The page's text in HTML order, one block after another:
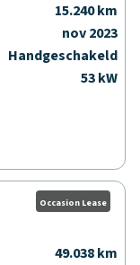
15.240 km
nov 2023
Handgeschakeld
53 kW
Occasion Lease
49.038 km